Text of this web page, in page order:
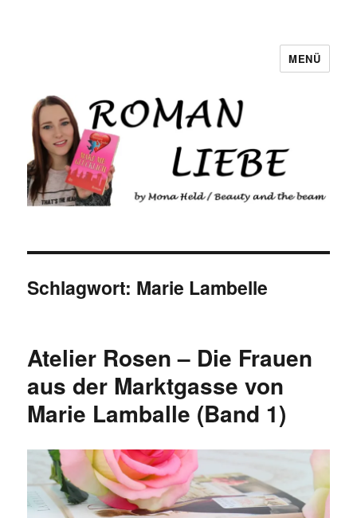
MENÜ
Schlagwort: Marie Lambelle
Atelier Rosen – Die Frauen
aus der Marktgasse von
Marie Lamballe (Band 1)